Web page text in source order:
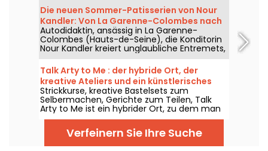
geöffnet. Hinter der Theke stehen Roberta
und ihre hausgemachten pflanzlichen
Gelatos, die Maßstäbe setzen. Wir sagen
Ihnen alles!
Die neuen Sommer-Patisserien von Nour
Kandler: Von La Garenne-Colombes nach
Paris – und ihre Workshops
Autodidaktin, ansässig in La Garenne-
Colombes (Hauts-de-Seine), die Konditorin
Nour Kandler kreiert unglaubliche Entremets,
Torten und Flans – alles hausgemacht und
auf Maß bestellbar. Wir haben ihre neue
sommerliche Obstkollektion für den
Sommer 2026 getestet und entführen Sie zu
ihrer Entdeckung.
Talk Arty to Me : der hybride Ort, der
kreative Ateliers und ein künstlerisches
Restaurant im Marais verbindet.
Strickkurse, kreative Bastelsets zum
Selbermachen, Gerichte zum Teilen, Talk
Arty to Me ist ein hybrider Ort, zu dem man
gleichermaßen kommt, um zu gestalten wie
um zu genießen – zwischen künstlerischen
Workshops und einem lässigen Saison-
Restaurant.
Verfeinern Sie Ihre Suche